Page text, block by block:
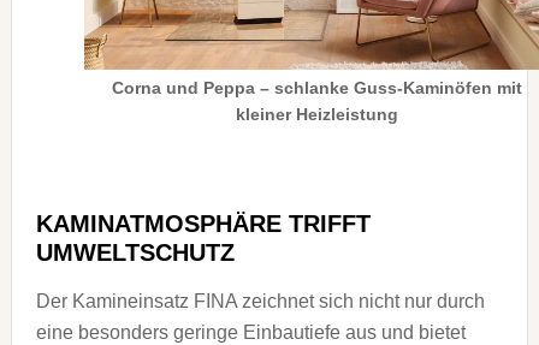
Corna und Peppa – schlanke Guss-Kaminöfen mit
kleiner Heizleistung
KAMINATMOSPHÄRE TRIFFT
UMWELTSCHUTZ
Der Kamineinsatz FINA zeichnet sich nicht nur durch
eine besonders geringe Einbautiefe aus und bietet